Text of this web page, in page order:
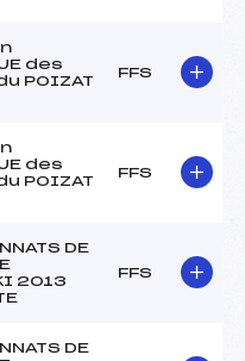
des
POIZAT
FFS
des
POIZAT
FFS
DE
2013
FFS
DE